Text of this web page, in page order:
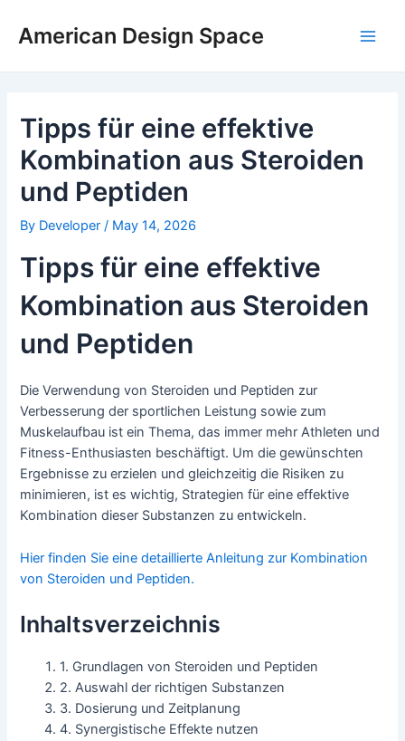
American Design Space
Tipps für eine effektive
Kombination aus Steroiden
und Peptiden
By Developer/ May 14, 2026
Tipps für eine effektive
Kombination aus Steroiden
und Peptiden
Die Verwendung von Steroiden und Peptiden zur
Verbesserung der sportlichen Leistung sowie zum
Muskelaufbau ist ein Thema, das immer mehr Athleten und
Fitness-Enthusiasten beschäftigt. Um die gewünschten
Ergebnisse zu erzielen und gleichzeitig die Risiken zu
minimieren, ist es wichtig, Strategien für eine effektive
Kombination dieser Substanzen zu entwickeln.
Hier finden Sie eine detaillierte Anleitung zur Kombination
von Steroiden und Peptiden.
Inhaltsverzeichnis
1. Grundlagen von Steroiden und Peptiden
2. Auswahl der richtigen Substanzen
3. Dosierung und Zeitplanung
4. Synergistische Effekte nutzen
navigation